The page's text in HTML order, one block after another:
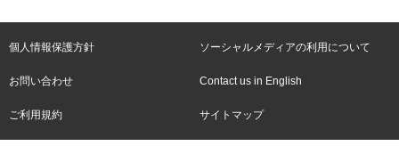
個人情報保護方針 ソーシャルメディアの利用について
お問い合わせ Contact us in English
ご利用規約 サイトマップ